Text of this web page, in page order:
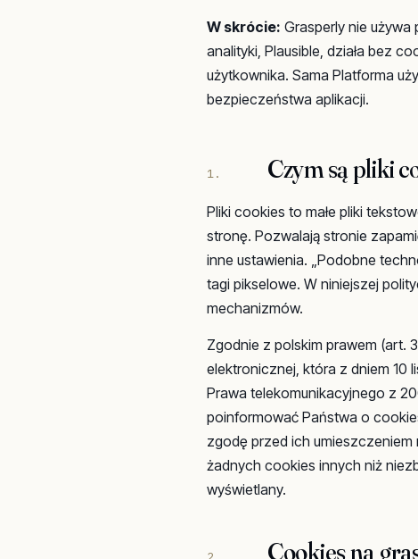
W skrócie: Grasperly nie
analityki, Plausible, działa bez
użytkownika. Sama Platforma
bezpieczeństwa aplikacji.
1. Czym są pliki
Pliki cookies to małe pliki
stronę. Pozwalają stronie
inne ustawienia. „Podobne
tagi pikselowe. W niniejszej
mechanizmów.
Zgodnie z polskim prawem (art.
elektronicznej, która z dniem 10
Prawa telekomunikacyjnego z
poinformować Państwa o
zgodę przed ich umieszczeniem
żadnych cookies innych niż
wyświetlany.
Cookies na